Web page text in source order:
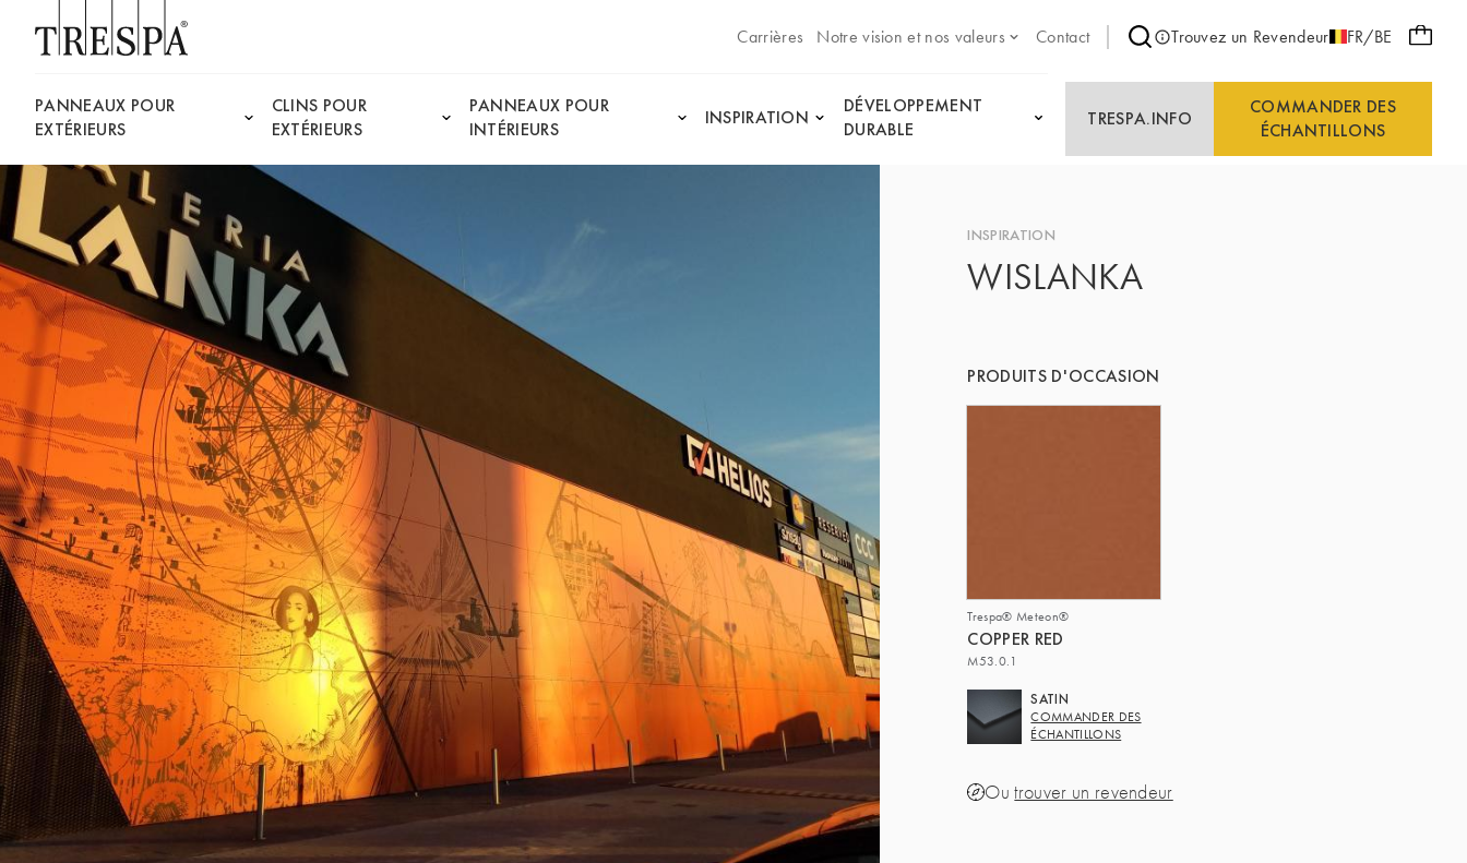
Carrières
Notre vision et nos valeurs Contact Trouvez un Revendeur FR/BE
PANNEAUX POUR
EXTÉRIEURS
CLINS POUR
EXTÉRIEURS
PANNEAUX POUR
INTÉRIEURS
INSPIRATION
DÉVELOPPEMENT
DURABLE
TRESPA.INFO
COMMANDER DES
ÉCHANTILLONS
INSPIRATION
WISLANKA
PRODUITS D'OCCASION
Trespa® Meteon®
COPPER RED
M53.0.1
SATIN
COMMANDER DES
ÉCHANTILLONS
Outrouver un revendeur